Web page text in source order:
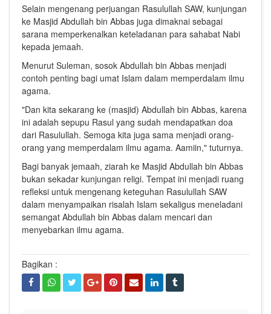
Selain mengenang perjuangan Rasulullah SAW, kunjungan
ke Masjid Abdullah bin Abbas juga dimaknai sebagai
sarana memperkenalkan keteladanan para sahabat Nabi
kepada jemaah.
Menurut Suleman, sosok Abdullah bin Abbas menjadi
contoh penting bagi umat Islam dalam memperdalam ilmu
agama.
"Dan kita sekarang ke (masjid) Abdullah bin Abbas, karena
ini adalah sepupu Rasul yang sudah mendapatkan doa
dari Rasulullah. Semoga kita juga sama menjadi orang-
orang yang memperdalam ilmu agama. Aamiin," tuturnya.
Bagi banyak jemaah, ziarah ke Masjid Abdullah bin Abbas
bukan sekadar kunjungan religi. Tempat ini menjadi ruang
refleksi untuk mengenang keteguhan Rasulullah SAW
dalam menyampaikan risalah Islam sekaligus meneladani
semangat Abdullah bin Abbas dalam mencari dan
menyebarkan ilmu agama.
Bagikan :